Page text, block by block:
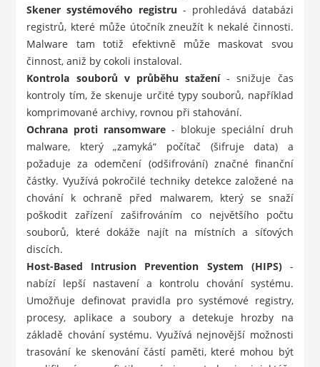
Skener systémového registru - prohledává databázi
registrů, které může útočník zneužít k nekalé činnosti.
Malware tam totiž efektivně může maskovat svou
činnost, aniž by cokoli instaloval.
Kontrola souborů v průběhu stažení- snižuje čas
kontroly tím, že skenuje určité typy souborů, například
komprimované archivy, rovnou při stahování.
Ochrana proti ransomware - blokuje speciální druh
malware, který „zamyká“ počítač (šifruje data) a
požaduje za odemčení (odšifrování) značné finanční
částky. Využívá pokročilé techniky detekce založené na
chování k ochraně před malwarem, který se snaží
poškodit zařízení zašifrováním co největšího počtu
souborů, které dokáže najít na místních a síťových
discích.
Host-Based Intrusion Prevention System (HIPS)-
nabízí lepší nastavení a kontrolu chování systému.
Umožňuje definovat pravidla pro systémové registry,
procesy, aplikace a soubory a detekuje hrozby na
základě chování systému. Využívá nejnovější možnosti
trasování ke skenování částí paměti, které mohou být